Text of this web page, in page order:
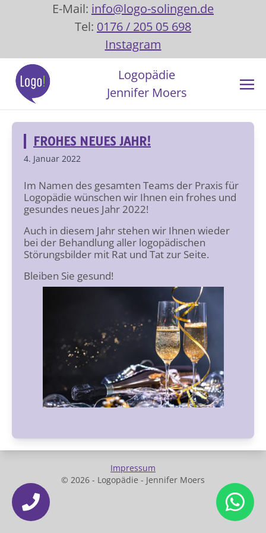
E-Mail: info@logo-solingen.de
Tel: 0176 / 205 05 698
Instagram
Logopädie
Jennifer Moers
FROHES NEUES JAHR!
4. Januar 2022
Im Namen des gesamten Teams der Praxis für
Logopädie wünschen wir Ihnen ein frohes und
gesundes neues Jahr 2022!
Auch in diesem Jahr stehen wir Ihnen wieder
bei der Behandlung aller logopädischen
Störungsbilder mit Rat und Tat zur Seite.
Bleiben Sie gesund!
Impressum
© 2026 - Logopädie - Jennifer Moers